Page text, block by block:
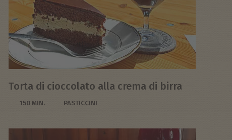
Torta di cioccolato alla crema di birra
150 MIN. PASTICCINI